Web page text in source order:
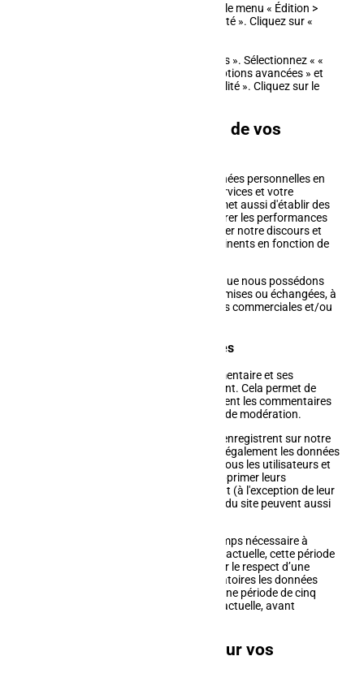
Dans votre navigateur, choisissez le menu « Édition >
Préférences ». Cliquez sur « Sécurité ». Cliquez sur «
Cliquez sur l'icône du menu « Outils ». Sélectionnez « «
Options ». Cliquez sur l'onglet « Options avancées » et
accédez à la section « Confidentialité ». Cliquez sur le
Utilisation et transmission de vos
En règle générale, nous utilisons les données personnelles en
notre possession afin d'améliorer nos services et votre
navigation sur notre site. Cela nous permet aussi d'établir des
statistiques quant à notre activité, mesurer les performances
de notre site web, mais également adapter notre discours et
nos contenus pour qu'ils soient plus pertinents en fonction de
En aucun cas les données personnelles que nous possédons
vous concernant ne sont vendues, transmises ou échangées, à
quelconque personne ou entité, à des fins commerciales et/ou
Durées de stockage de vos données
Si vous laissez un commentaire, le commentaire et ses
métadonnées sont conservés indéfiniment. Cela permet de
reconnaître et approuver automatiquement les commentaires
suivants au lieu de les laisser dans la file de modération.
Pour les utilisateurs et utilisatrices qui s'enregistrent sur notre
site (si cela est possible), nous stockons également les données
personnelles indiquées dans leur profil. Tous les utilisateurs et
utilisatrices peuvent voir, modifier ou supprimer leurs
informations personnelles à tout moment (à l'exception de leur
nom d'utilisateur(ice). Les gestionnaires du site peuvent aussi
Vos données sont conservées pour le temps nécessaire à
l’accomplissement de la prestation contractuelle, cette période
de conservation peut être prolongée pour le respect d’une
obligation légale. Pour des raisons probatoires les données
peuvent également être archivées pour une période de cinq
années suivant la fin de la relation contractuelle, avant
Les droits que vous avez sur vos